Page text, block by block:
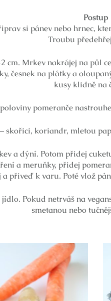
Postup
si pánev nebo hrnec,
Troubu
cm. Mrkev nakrájej na půl
česnek na plátky a
kusy klidně na
pomeranče
skořici, koriandr, mletou
a dýní. Potom přidej
a meruňky, přidej
přiveď k varu. Poté vlož
Pokud netrváš na
smetanou nebo